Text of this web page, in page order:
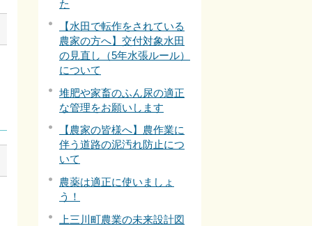
た
【水田で転作をされている
農家の方へ】交付対象水田
の見直し（5年水張ルール）
について
堆肥や家畜のふん尿の適正
な管理をお願いします
【農家の皆様へ】農作業に
伴う道路の泥汚れ防止につ
いて
農薬は適正に使いましょ
う！
上三川町農業の未来設計図